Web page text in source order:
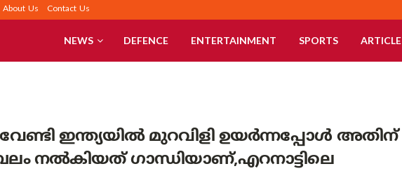
About Us Contact Us
NEWS DEFENCE ENTERTAINMENT SPORTS ARTICLE
ഇന്ത്യയിൽ മുറവിളി ഉയർന്നപ്പോൾ അതിന്
നൽകിയത് ഗാന്ധിയാണ്,എറനാട്ടിലെ